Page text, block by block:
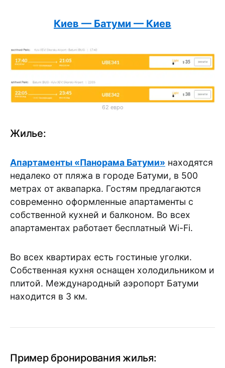
Киев — Батуми — Киев
62 евро
Жилье:
Апартаменты «Панорама Батуми» находятся
недалеко от пляжа в городе Батуми, в 500
метрах от аквапарка. Гостям предлагаются
современно оформленные апартаменты с
собственной кухней и балконом. Во всех
апартаментах работает бесплатный Wi-Fi.
Во всех квартирах есть гостиные уголки.
Собственная кухня оснащен холодильником и
плитой. Международный аэропорт Батуми
находится в 3 км.
Пример бронирования жилья: